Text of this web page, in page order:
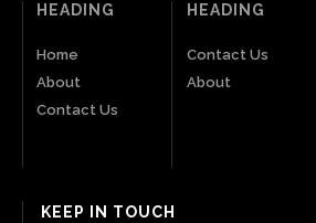
HEADING
Home
About
Contact Us
HEADING
Contact Us
About
KEEP IN TOUCH